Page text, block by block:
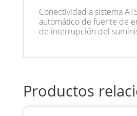
Conectividad a sistema
automático de fuente de
de interrupción del
Productos